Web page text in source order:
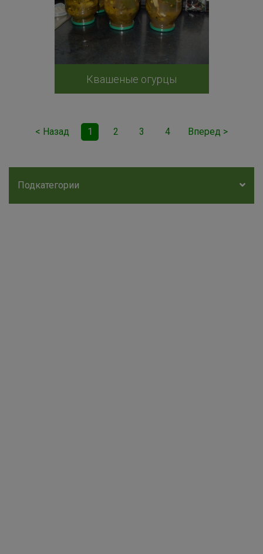
Квашеные огурцы
< Назад 1 2 3 4 Вперед >
Подкатегории